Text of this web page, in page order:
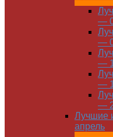
—
—
—
—
—
Лучшие
апрель